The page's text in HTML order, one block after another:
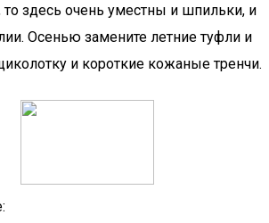
то здесь очень уместны и шпильки, и
Осенью замените летние туфли и
и короткие кожаные тренчи.